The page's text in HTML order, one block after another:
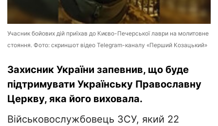
Учасник бойових дій приїхав до Києво-Печерської лаври на молитовне
стояння. Фото: скриншот відео Telegram-каналу «Перший Козацький»
Захисник України запевнив, що буде
підтримувати Українську Православну
Церкву, яка його виховала.
Військовослужбовець ЗСУ, який 22